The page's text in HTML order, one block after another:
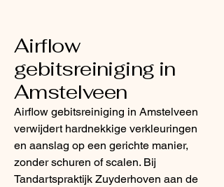
Airflow
gebitsreiniging in
Amstelveen
Airflow gebitsreiniging in Amstelveen
verwijdert hardnekkige verkleuringen
en aanslag op een gerichte manier,
zonder schuren of scalen. Bij
Tandartspraktijk Zuyderhoven aan de